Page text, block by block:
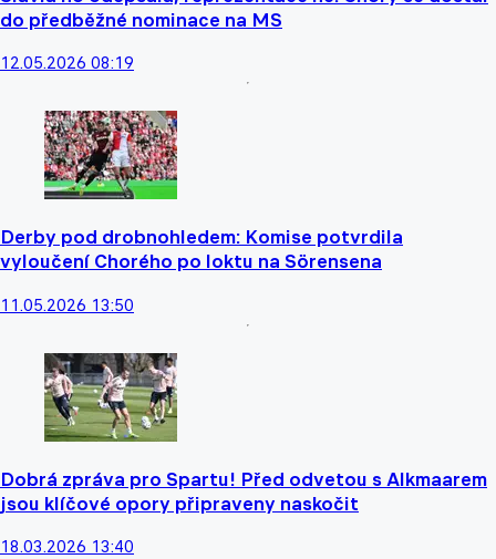
do předběžné nominace na MS
12.05.2026 08:19
Derby pod drobnohledem: Komise potvrdila
vyloučení Chorého po loktu na Sörensena
11.05.2026 13:50
Dobrá zpráva pro Spartu! Před odvetou s Alkmaarem
jsou klíčové opory připraveny naskočit
18.03.2026 13:40